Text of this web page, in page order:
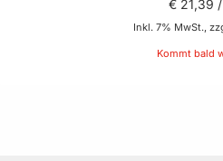
Inkl. 7% MwSt.,
€ 21,39
Kommt bald